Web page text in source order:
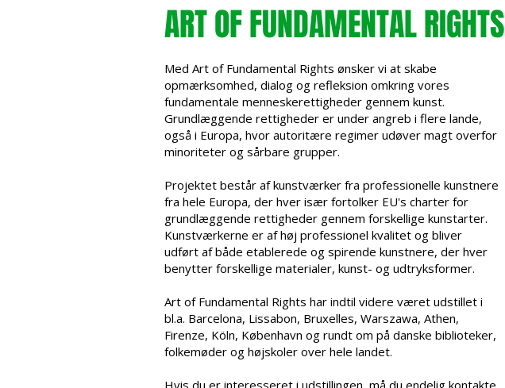
ART OF FUNDAMENTAL RIGHTS
Med Art of Fundamental Rights ønsker vi at skabe
opmærksomhed, dialog og refleksion omkring vores
fundamentale menneskerettigheder gennem kunst.
Grundlæggende rettigheder er under angreb i flere lande,
også i Europa, hvor autoritære regimer udøver magt overfor
minoriteter og sårbare grupper.
Projektet består af kunstværker fra professionelle kunstnere
fra hele Europa, der hver især fortolker EU's charter for
grundlæggende rettigheder gennem forskellige kunstarter.
Kunstværkerne er af høj professionel kvalitet og bliver
udført af både etablerede og spirende kunstnere, der hver
benytter forskellige materialer, kunst- og udtryksformer.
Art of Fundamental Rights har indtil videre været udstillet i
bl.a. Barcelona, Lissabon, Bruxelles, Warszawa, Athen,
Firenze, Köln, København og rundt om på danske biblioteker,
folkemøder og højskoler over hele landet.
Hvis du er interesseret i udstillingen, må du endelig kontakte